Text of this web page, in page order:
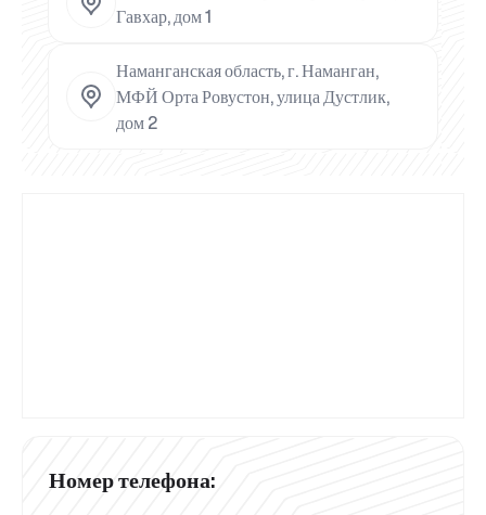
Гавхар, дом 1
Наманганская область, г. Наманган,
МФЙ Орта Ровустон, улица Дустлик,
дом 2
Номер телефона: